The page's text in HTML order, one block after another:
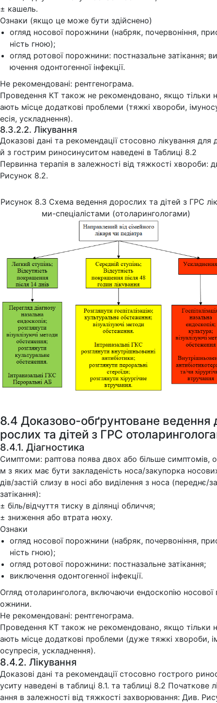
± кашель.
Ознаки (якщо це може бути здійснено)
огляд носової порожнини (набряк, почервоніння,
ність гною);
огляд ротової порожнини: постназальне затікання;
ючення одонтогенної інфекції.
Не рекомендовані: рентгенограма.
Проведення КТ також не рекомендовано, якщо тільки
ають місце додаткові проблеми (тяжкі хвороби,
есія, ускладнення).
8.3.2.2. Лікування
Доказові дані та рекомендації стосовно лікування для
й з гострим риносинуситом наведені в Таблиці 8.2
Первинна терапія в залежності від тяжкості хвороби:
Рисунок 8.2.
Рисунок 8.3 Схема ведення дорослих та дітей з ГРС
ми-спеціалістами (отоларингологами)
8.4 Доказово-обґрунтоване ведення
рослих та дітей з ГРС
8.4.1. Діагностика
Симптоми: раптова поява двох або більше симптомів,
м з яких має бути закладеність носа/закупорка
дів/застій слизу в носі або виділення з носа (переднє/
затікання):
± біль/відчуття тиску в ділянці обличчя;
± зниження або втрата нюху.
Ознаки
огляд носової порожнини (набряк, почервоніння,
ність гною);
огляд ротової порожнини: постназальне затікання;
виключення одонтогенної інфекції.
Огляд отоларинголога, включаючи ендоскопію носової
ожнини.
Не рекомендовані: рентгенограма.
Проведення КТ також не рекомендовано, якщо тільки
ають місце додаткові проблеми (дуже тяжкі хвороби,
осупресія, ускладнення).
8.4.2. Лікування
Доказові дані та рекомендації стосовно гострого
уситу наведені в таблиці 8.1. та таблиці 8.2 Початкове
ання в залежності від тяжкості захворювання: Див.